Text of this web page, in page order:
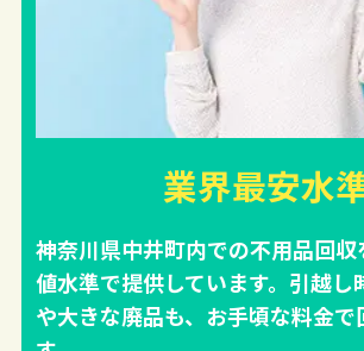
業界最安水
神奈川県中井町内での不用品回
値水準で提供しています。引越し
や大きな廃品も、お手頃な料金で